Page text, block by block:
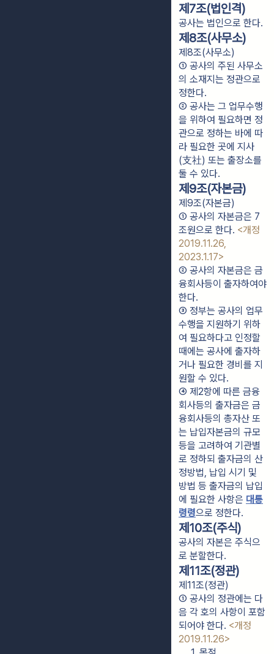
제7조(법인격)
공사는 법인으로 한다.
제8조(사무소)
제8조(사무소)
① 공사의 주된 사무소
의 소재지는 정관으로
정한다.
② 공사는 그 업무수행
을 위하여 필요하면 정
관으로 정하는 바에 따
라 필요한 곳에 지사
(支社) 또는 출장소를
둘 수 있다.
제9조(자본금)
제9조(자본금)
① 공사의 자본금은 7
조원으로 한다. <개정
2019.11.26,
2023.1.17>
② 공사의 자본금은 금
융회사등이 출자하여야
한다.
③ 정부는 공사의 업무
수행을 지원하기 위하
여 필요하다고 인정할
때에는 공사에 출자하
거나 필요한 경비를 지
원할 수 있다.
④ 제2항에 따른 금융
회사등의 출자금은 금
융회사등의 총자산 또
는 납입자본금의 규모
등을 고려하여 기관별
로 정하되 출자금의 산
정방법, 납입 시기 및
방법 등 출자금의 납입
에 필요한 사항은 대통
령령으로 정한다.
제10조(주식)
공사의 자본은 주식으
로 분할한다.
제11조(정관)
제11조(정관)
① 공사의 정관에는 다
음 각 호의 사항이 포함
되어야 한다. <개정
2019.11.26>